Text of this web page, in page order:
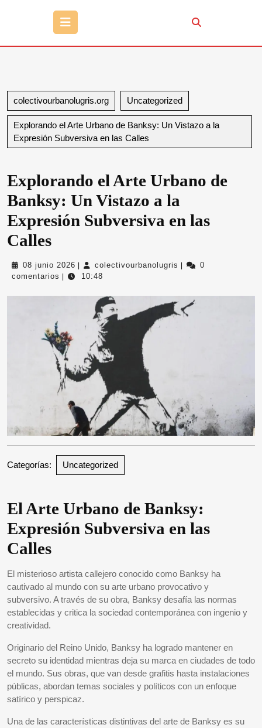
Botón
colectivourbanolugris.org Uncategorized
Explorando el Arte Urbano de Banksy: Un Vistazo a la
Expresión Subversiva en las Calles
Explorando el Arte Urbano de
Banksy: Un Vistazo a la
Expresión Subversiva en las
Calles
08 junio 2026 08
junio
colectivourbanolugris colectivourbanolugris
0
comentarios
10:48
Categorías: Uncategorized
El Arte Urbano de Banksy:
Expresión Subversiva en las
Calles
El misterioso artista callejero conocido como Banksy ha
cautivado al mundo con su arte urbano provocativo y
subversivo. A través de su obra, Banksy desafía las normas
establecidas y critica la sociedad contemporánea con ingenio y
creatividad.
Originario del Reino Unido, Banksy ha logrado mantener en
secreto su identidad mientras deja su marca en ciudades de todo
el mundo. Sus obras, que van desde grafitis hasta instalaciones
públicas, abordan temas sociales y políticos con un enfoque
satírico y perspicaz.
Una de las características distintivas del arte de Banksy es su